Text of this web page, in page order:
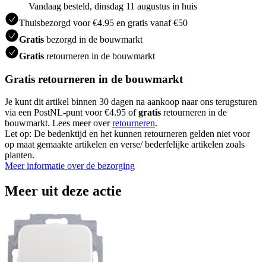
Vandaag besteld, dinsdag 11 augustus in huis
Thuisbezorgd voor €4.95 en gratis vanaf €50
Gratis bezorgd in de bouwmarkt
Gratis retourneren in de bouwmarkt
Gratis retourneren in de bouwmarkt
Je kunt dit artikel binnen 30 dagen na aankoop naar ons terugsturen
via een PostNL-punt voor €4.95 ofgratis retourneren in de
bouwmarkt. Lees meer overretourneren.
Let op: De bedenktijd en het kunnen retourneren gelden niet voor
op maat gemaakte artikelen en verse/ bederfelijke artikelen zoals
planten.
Meer informatie over de bezorging
Meer uit deze actie